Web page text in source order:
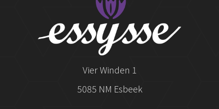
Vier Winden 1
5085 NM Esbeek